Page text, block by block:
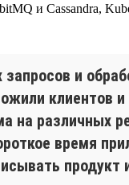
и Cassandra,
и
клиентов
на различных
время